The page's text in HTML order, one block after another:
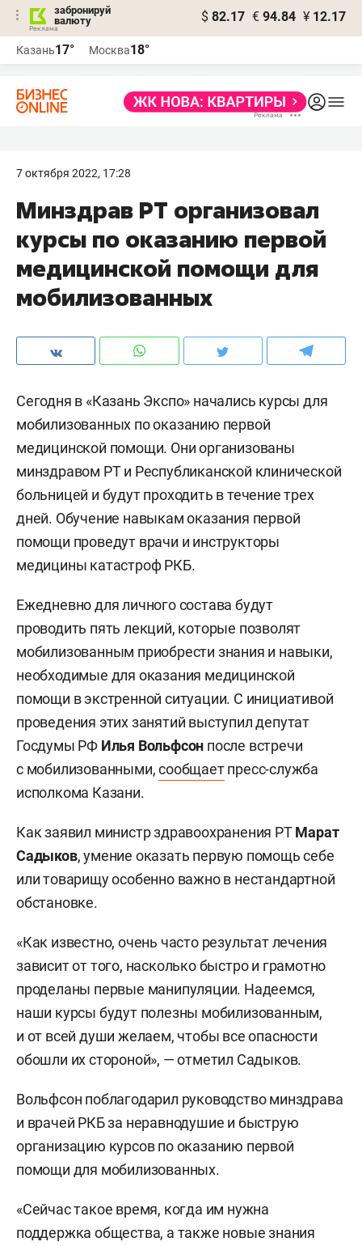
забронируй
валюту
$ 82.17 € 94.84 ¥ 12.17
Казань17° Москва18°
7 октября 2022, 17:28
Минздрав РТ организовал
курсы по оказанию первой
медицинской помощи для
мобилизованных
Сегодня в «Казань Экспо» начались курсы для
мобилизованных по оказанию первой
медицинской помощи. Они организованы
минздравом РТ и Республиканской клинической
больницей и будут проходить в течение трех
дней. Обучение навыкам оказания первой
помощи проведут врачи и инструкторы
медицины катастроф РКБ.
Ежедневно для личного состава будут
проводить пять лекций, которые позволят
мобилизованным приобрести знания и навыки,
необходимые для оказания медицинской
помощи в экстренной ситуации. С инициативой
проведения этих занятий выступил депутат
Госдумы РФ Илья Вольфсон после встречи
с мобилизованными,сообщаетпресс-служба
исполкома Казани.
Как заявил министр здравоохранения РТМарат
Садыков, умение оказать первую помощь себе
или товарищу особенно важно в нестандартной
обстановке.
«Как известно, очень часто результат лечения
зависит от того, насколько быстро и грамотно
проделаны первые манипуляции. Надеемся,
наши курсы будут полезны мобилизованным,
и от всей души желаем, чтобы все опасности
обошли их стороной», — отметил Садыков.
Вольфсон поблагодарил руководство минздрава
и врачей РКБ за неравнодушие и быструю
организацию курсов по оказанию первой
помощи для мобилизованных.
«Сейчас такое время, когда им нужна
поддержка общества, а также новые знания